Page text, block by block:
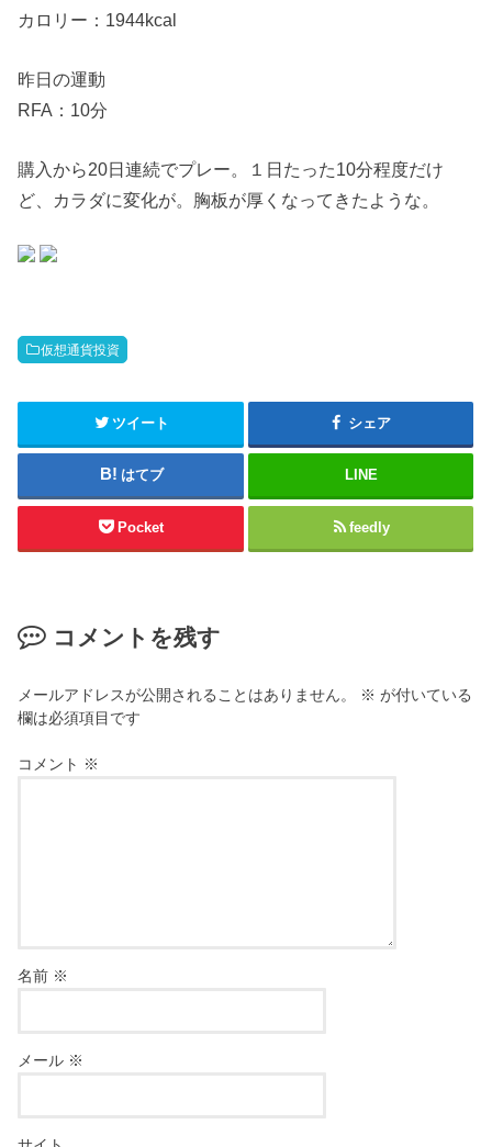
カロリー：1944kcal
昨日の運動
RFA：10分
購入から20日連続でプレー。１日たった10分程度だけ
ど、カラダに変化が。胸板が厚くなってきたような。
仮想通貨投資
ツイート シェア
はてブ LINE
Pocket feedly
コメントを残す
メールアドレスが公開されることはありません。 ※ が付いている
欄は必須項目です
コメント ※
名前 ※
メール ※